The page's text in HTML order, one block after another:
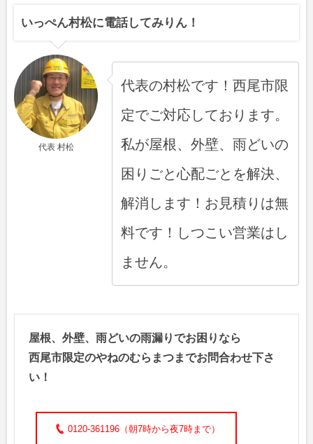
いっぺん村松に電話してみりん！
代表 村松
代表の村松です！西尾市限
定でご対応しております。
私が屋根、外壁、雨どいの
困りごと心配ごとを解決、
解消します！お見積りは無
料です！しつこい営業はし
ません。
屋根、外壁、雨どいの雨漏りでお困りなら
西尾市限定のやねのむらまつまでお問合わせ下さ
い！
0120-361196（朝7時から夜7時まで）